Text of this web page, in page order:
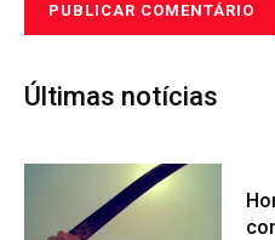
Últimas notícias